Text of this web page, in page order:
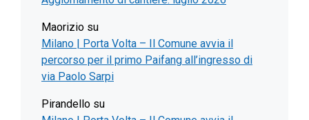
Maorizio su
Milano | Porta Volta – Il Comune avvia il
percorso per il primo Paifang all’ingresso di
via Paolo Sarpi
Pirandello su